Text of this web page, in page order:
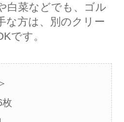
白菜などでも、ゴル
な方は、別のクリー
です。